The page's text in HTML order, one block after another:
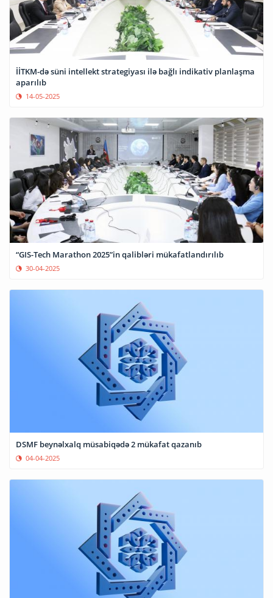
İİTKM-də süni intellekt strategiyası ilə bağlı indikativ planlaşma
aparılıb
14-05-2025
“GIS-Tech Marathon 2025”in qalibləri mükafatlandırılıb
30-04-2025
DSMF beynəlxalq müsabiqədə 2 mükafat qazanıb
04-04-2025